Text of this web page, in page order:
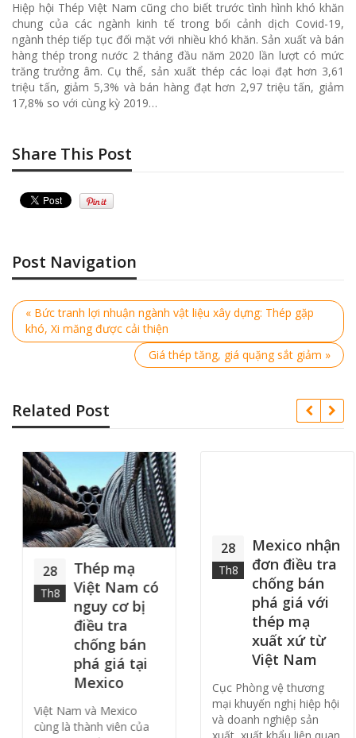
Hiệp hội Thép Việt Nam cũng cho biết trước tình hình khó khăn
chung của các ngành kinh tế trong bối cảnh dịch Covid-19,
ngành thép tiếp tục đối mặt với nhiều khó khăn. Sản xuất và bán
hàng thép trong nước 2 tháng đầu năm 2020 lần lượt có mức
trăng trưởng âm. Cụ thể, sản xuất thép các loại đạt hơn 3,61
triệu tấn, giảm 5,3% và bán hàng đạt hơn 2,97 triệu tấn, giảm
17,8% so với cùng kỳ 2019…
Share This Post
Post Navigation
« Bức tranh lợi nhuận ngành vật liệu xây dựng: Thép gặp
khó, Xi măng được cải thiện
Giá thép tăng, giá quặng sắt giảm »
Related Post
28
Th8
Thép mạ
Việt Nam có
nguy cơ bị
điều tra
chống bán
phá giá tại
Mexico
Việt Nam và Mexico
cùng là thành viên của
28
Th8
Mexico nhận
đơn điều tra
chống bán
phá giá với
thép mạ
xuất xứ từ
Việt Nam
Cục Phòng vệ thương
mại khuyến nghị hiệp hội
và doanh nghiệp sản